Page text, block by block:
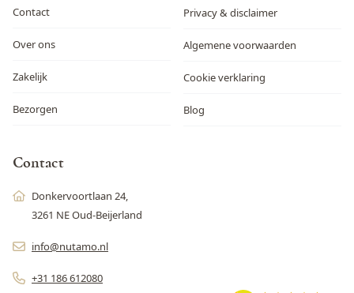
Contact
Over ons
Zakelijk
Bezorgen
Privacy & disclaimer
Algemene voorwaarden
Cookie verklaring
Blog
Contact
Donkervoortlaan 24,
3261 NE Oud-Beijerland
info@nutamo.nl
+31 186 612080